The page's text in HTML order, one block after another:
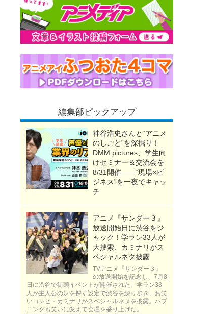
編集部ピックアップ
神谷浩史さんと“アニメ
のしごと”を深掘り！
DMM pictures、学生向
けセミナー＆交流会を
8/31開催――“現場×ビ
ジネス”を一夜でキャッ
チ
アニメ『サンダー３』
放送開始日に渋谷をジ
ャック！学ラン33人が
大捜索、カミナリがス
ペシャルネタ披露
TVアニメ『サンダー３』
の放送開始を記念し、7月8
日に渋谷で街頭イベントが開催された。学ラン33
人が主人公の妹を探す設定で渋谷を練り歩き、お笑
いコンビ・カミナリがスペシャルネタを披露。ハプ
ニングも笑いに変えて会場を盛り上げた。